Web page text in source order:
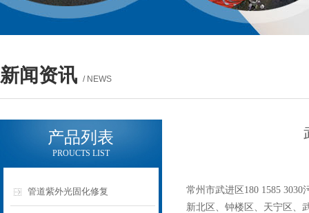
新闻资讯 / NEWS
产品列表
PROUCTS LIST
管道紫外光固化修复
常州市武进区180 1585
新北区、钟楼区、天宁区、